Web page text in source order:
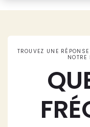
TROUVEZ UNE